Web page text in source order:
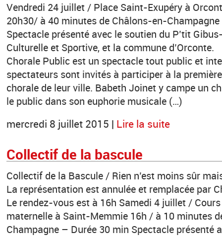
Vendredi 24 juillet / Place Saint-Exupéry à
20h30/ à 40 minutes de Châlons-en-
Spectacle présenté avec le soutien du P’tit
Culturelle et Sportive, et la commune d’Orconte.
Chorale Public est un spectacle tout public et
spectateurs sont invités à participer à la
chorale de leur ville. Babeth Joinet y campe un
le public dans son euphorie musicale (…)
mercredi 8 juillet 2015 | Lire la suite
Collectif de la bascule
Collectif de la Bascule / Rien n’est moins sûr
La représentation est annulée et remplacée par
Le rendez-vous est à 16h Samedi 4 juillet /
maternelle à Saint-Memmie 16h / à 10 minutes
Champagne – Durée 30 min Spectacle présenté